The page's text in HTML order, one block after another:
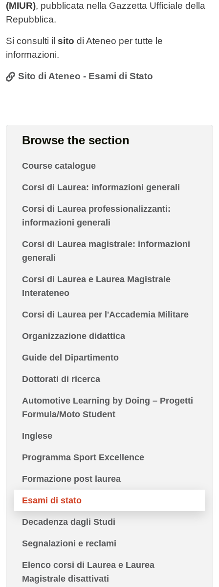
(MIUR), pubblicata nella Gazzetta Ufficiale della
Repubblica.
Si consulti il sito di Ateneo per tutte le
informazioni.
Sito di Ateneo - Esami di Stato
Browse the section
Course catalogue
Corsi di Laurea: informazioni generali
Corsi di Laurea professionalizzanti:
informazioni generali
Corsi di Laurea magistrale: informazioni
generali
Corsi di Laurea e Laurea Magistrale
Interateneo
Corsi di Laurea per l'Accademia Militare
Organizzazione didattica
Guide del Dipartimento
Dottorati di ricerca
Automotive Learning by Doing – Progetti
Formula/Moto Student
Inglese
Programma Sport Excellence
Formazione post laurea
Esami di stato
Decadenza dagli Studi
Segnalazioni e reclami
Elenco corsi di Laurea e Laurea
Magistrale disattivati